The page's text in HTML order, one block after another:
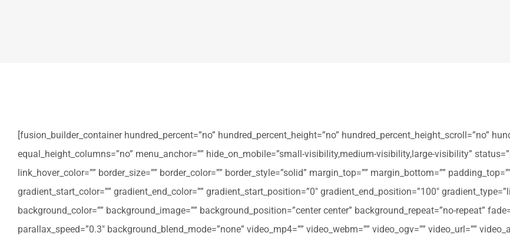
[fusion_builder_container hundred_percent=”no” hundred_percent_height=”no” hundred_percent_height_scroll=”no”
equal_height_columns=”no” menu_anchor=”” hide_on_mobile=”small-visibility,medium-visibility,large-visibility”
link_hover_color=”” border_size=”” border_color=”” border_style=”solid” margin_top=”” margin_bottom=””
gradient_start_color=”” gradient_end_color=”” gradient_start_position=”0″ gradient_end_position=”100″
background_color=”” background_image=”” background_position=”center center” background_repeat=”no-repeat”
parallax_speed=”0.3″ background_blend_mode=”none” video_mp4=”” video_webm=”” video_ogv=”” video_url=””